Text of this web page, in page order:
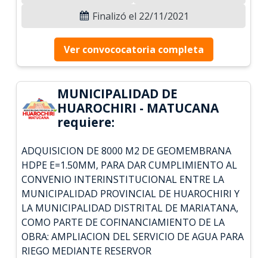
Finalizó el 22/11/2021
Ver convococatoria completa
MUNICIPALIDAD DE
HUAROCHIRI - MATUCANA
requiere:
ADQUISICION DE 8000 M2 DE GEOMEMBRANA
HDPE E=1.50MM, PARA DAR CUMPLIMIENTO AL
CONVENIO INTERINSTITUCIONAL ENTRE LA
MUNICIPALIDAD PROVINCIAL DE HUAROCHIRI Y
LA MUNICIPALIDAD DISTRITAL DE MARIATANA,
COMO PARTE DE COFINANCIAMIENTO DE LA
OBRA: AMPLIACION DEL SERVICIO DE AGUA PARA
RIEGO MEDIANTE RESERVOR